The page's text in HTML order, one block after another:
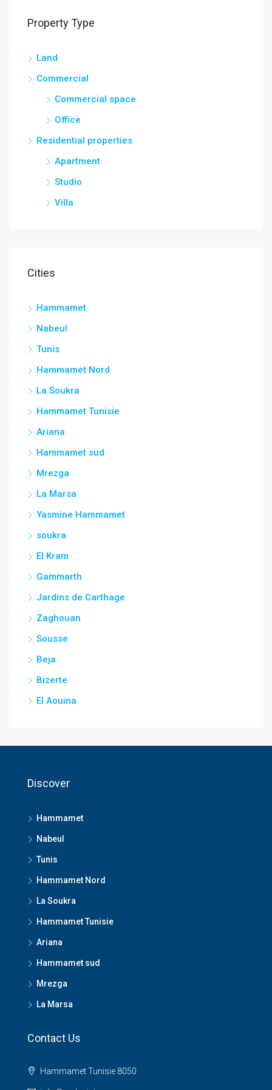
Property Type
Land
Commercial
Commercial space
Office
Residential properties
Apartment
Studio
Villa
Cities
Hammamet
Nabeul
Tunis
Hammamet Nord
La Soukra
Hammamet Tunisie
Ariana
Hammamet sud
Mrezga
La Marsa
Yasmine Hammamet
soukra
El Kram
Gammarth
Jardins de Carthage
Zaghouan
Sousse
Beja
Bizerte
El Aouina
Discover
Hammamet
Nabeul
Tunis
Hammamet Nord
La Soukra
Hammamet Tunisie
Ariana
Hammamet sud
Mrezga
La Marsa
Contact Us
Hammamet Tunisie 8050